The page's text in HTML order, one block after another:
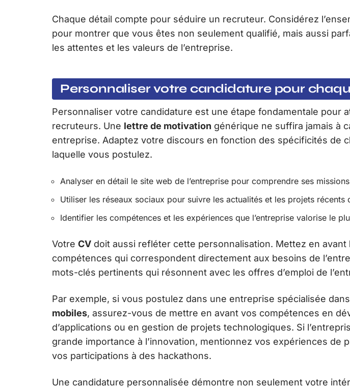
Chaque détail compte pour séduire un recruteur. Considérez
pour montrer que vous êtes non seulement qualifié, mais aussi
les attentes et les valeurs de l’entreprise.
Personnaliser votre candidature pour
Personnaliser votre candidature est une étape fondamentale pour
recruteurs. Une lettre de motivation générique ne suffira jamais à
entreprise. Adaptez votre discours en fonction des spécificités de
laquelle vous postulez.
Analyser en détail le site web de l’entreprise pour comprendre ses
Utiliser les réseaux sociaux pour suivre les actualités et les projets récents
Identifier les compétences et les expériences que l’entreprise valorise le
Votre CV doit aussi refléter cette personnalisation. Mettez en
compétences qui correspondent directement aux besoins de
mots-clés pertinents qui résonnent avec les offres d’emploi de
Par exemple, si vous postulez dans une entreprise spécialisée
mobiles, assurez-vous de mettre en avant vos compétences en
d’applications ou en gestion de projets technologiques. Si
grande importance à l’innovation, mentionnez vos expériences de
vos participations à des hackathons.
Une candidature personnalisée démontre non seulement votre